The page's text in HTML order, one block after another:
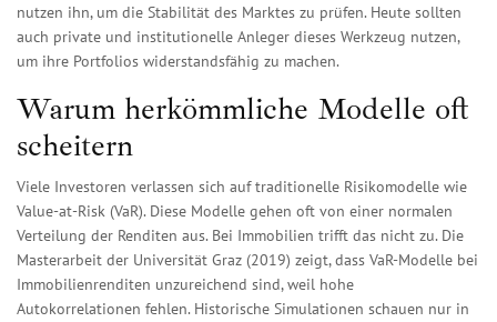
nutzen ihn, um die Stabilität des Marktes zu prüfen. Heute sollten
auch private und institutionelle Anleger dieses Werkzeug nutzen,
um ihre Portfolios widerstandsfähig zu machen.
Warum herkömmliche Modelle oft
scheitern
Viele Investoren verlassen sich auf traditionelle Risikomodelle wie
Value-at-Risk (VaR). Diese Modelle gehen oft von einer normalen
Verteilung der Renditen aus. Bei Immobilien trifft das nicht zu. Die
Masterarbeit der Universität Graz (2019) zeigt, dass VaR-Modelle bei
Immobilienrenditen unzureichend sind, weil hohe
Autokorrelationen fehlen. Historische Simulationen schauen nur in